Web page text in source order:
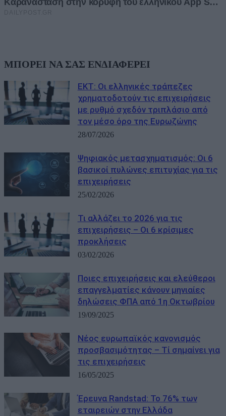
ΜΠΟΡΕΙ ΝΑ ΣΑΣ ΕΝΔΙΑΦΕΡΕΙ
ΕΚΤ: Οι ελληνικές τράπεζες
χρηματοδοτούν τις επιχειρήσεις
με ρυθμό σχεδόν τριπλάσιο από
τον μέσο όρο της Ευρωζώνης
28/07/2026
Ψηφιακός μετασχηματισμός: Οι 6
βασικοί πυλώνες επιτυχίας για τις
επιχειρήσεις
25/02/2026
Τι αλλάζει το 2026 για τις
επιχειρήσεις – Οι 6 κρίσιμες
προκλήσεις
03/02/2026
Ποιες επιχειρήσεις και ελεύθεροι
επαγγελματίες κάνουν μηνιαίες
δηλώσεις ΦΠΑ από 1η Οκτωβρίου
19/09/2025
Νέος ευρωπαϊκός κανονισμός
προσβασιμότητας – Τί σημαίνει για
τις επιχειρήσεις
16/05/2025
Έρευνα Randstad: Το 76% των
εταιρειών στην Ελλάδα